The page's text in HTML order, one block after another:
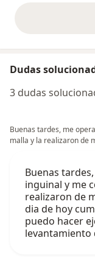
Dudas
3 dudas
Buenas tardes, me
malla y la realizaron de
Buenas
inguinal y me
realizaron de
dia de hoy
puedo hacer
levantamiento